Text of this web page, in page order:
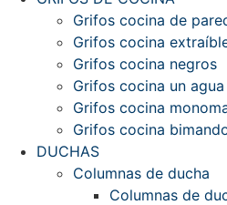
Grifos cocina de
Grifos cocina
Grifos cocina negros
Grifos cocina un agua
Grifos cocina
Grifos cocina
DUCHAS
Columnas de ducha
Columnas de